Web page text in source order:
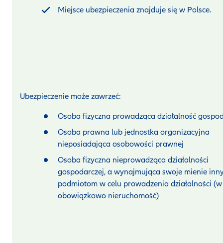
Miejsce ubezpieczenia znajduje się w Polsce.
Ubezpieczenie może zawrzeć:
Osoba fizyczna prowadząca działalność
Osoba prawna lub jednostka organizacyjna
nieposiadająca osobowości prawnej
Osoba fizyczna nieprowadząca działalności
gospodarczej, a wynajmująca swoje mienie
podmiotom w celu prowadzenia działalności
obowiązkowo nieruchomość)